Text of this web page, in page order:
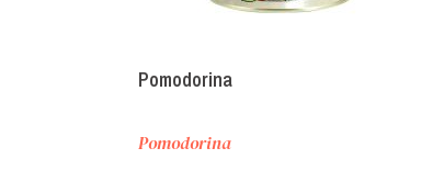
Pomodorina
Pomodorina